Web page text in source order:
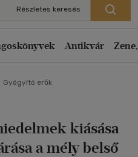
Részletes keresés
Antikvár
Gyógyító erők
kiásása
a mély belső